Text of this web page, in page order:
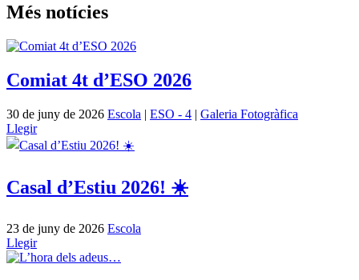
Més notícies
Comiat 4t d’ESO 2026
30 de juny de 2026 Escola | ESO - 4 | Galeria Fotogràfica
Llegir
Casal d’Estiu 2026! ☀️
23 de juny de 2026 Escola
Llegir